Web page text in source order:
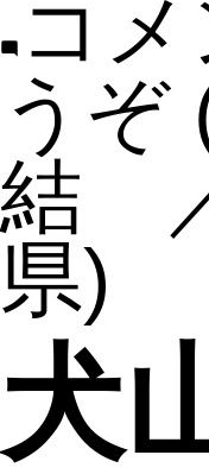
コ
うぞ
結
県)
犬